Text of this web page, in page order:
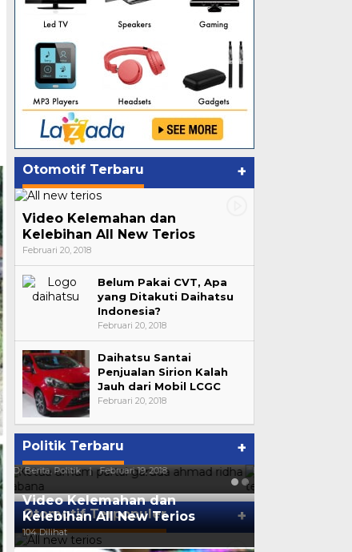
Otomotif Terbaru +
Video Kelemahan dan
Kelebihan All New Terios
Februari 20, 2018
Belum Pakai CVT, Apa
yang Ditakuti Daihatsu
Indonesia?
Februari 20, 2018
Daihatsu Santai
Penjualan Sirion Kalah
Jauh dari Mobil LCGC
Februari 20, 2018
Politik Terbaru +
Strategi PPP Menangkan Duet
Ganjar dan Gus Yasin
Di Berita, Politik | Februari 19, 2018
Otomotif Terpopuler +
Video Kelemahan dan
Kelebihan All New Terios
104 Dilihat